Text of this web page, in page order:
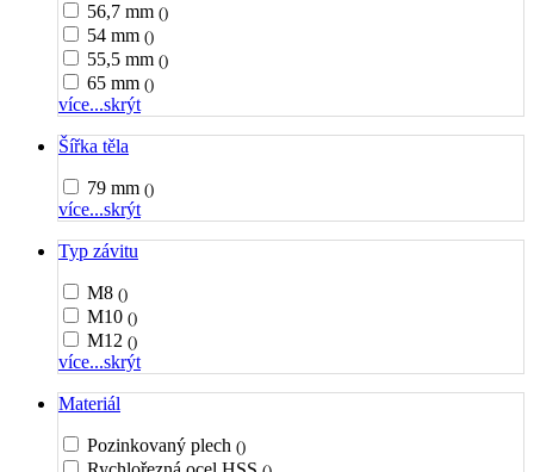
56,7 mm ()
54 mm ()
55,5 mm ()
65 mm ()
více...skrýt
Šířka těla
79 mm ()
více...skrýt
Typ závitu
M8 ()
M10 ()
M12 ()
více...skrýt
Materiál
Pozinkovaný plech ()